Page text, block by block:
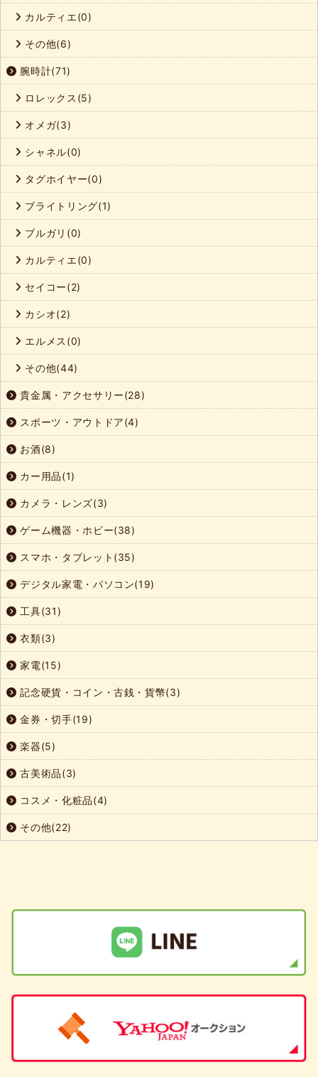
カルティエ(0)
その他(6)
腕時計(71)
ロレックス(5)
オメガ(3)
シャネル(0)
タグホイヤー(0)
ブライトリング(1)
ブルガリ(0)
カルティエ(0)
セイコー(2)
カシオ(2)
エルメス(0)
その他(44)
貴金属・アクセサリー(28)
スポーツ・アウトドア(4)
お酒(8)
カー用品(1)
カメラ・レンズ(3)
ゲーム機器・ホビー(38)
スマホ・タブレット(35)
デジタル家電・パソコン(19)
工具(31)
衣類(3)
家電(15)
記念硬貨・コイン・古銭・貨幣(3)
金券・切手(19)
楽器(5)
古美術品(3)
コスメ・化粧品(4)
その他(22)